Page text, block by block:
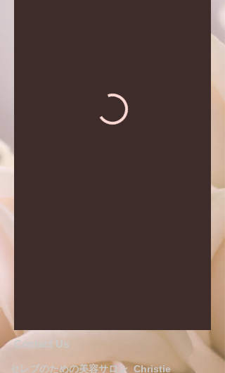
​​​Contact Us
セレブのための美容サロン Christie